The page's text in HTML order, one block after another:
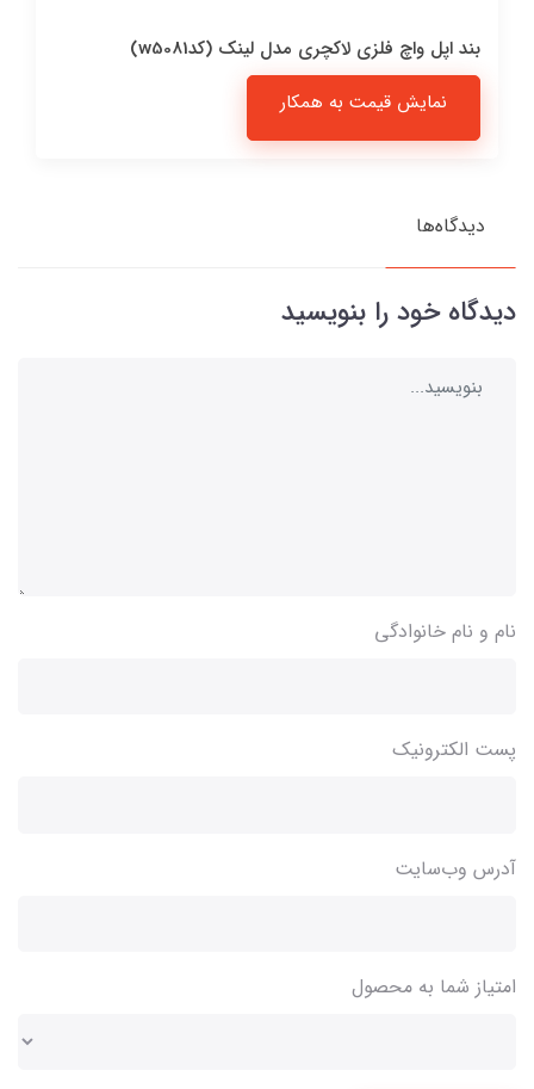
بند اپل واچ فلزی لاکچری مدل لینک (کدw5081)
نمایش قیمت به همکار
دیدگاه‌ها
دیدگاه خود را بنویسید
نام و نام خانوادگی
پست الکترونیک
آدرس وب‌سایت
امتیاز شما به محصول